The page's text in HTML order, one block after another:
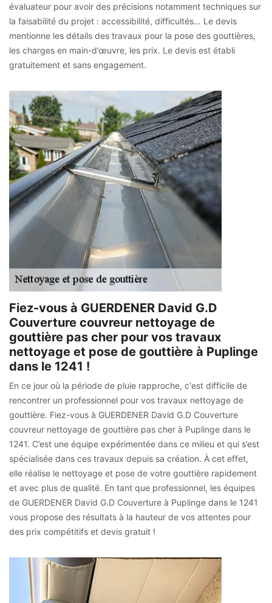
évaluateur pour avoir des précisions notamment techniques sur
la faisabilité du projet : accessibilité, difficultés… Le devis
mentionne les détails des travaux pour la pose des gouttières,
les charges en main-d’œuvre, les prix. Le devis est établi
gratuitement et sans engagement.
Fiez-vous à GUERDENER David G.D
Couverture couvreur nettoyage de
gouttière pas cher pour vos travaux
nettoyage et pose de gouttière à Puplinge
dans le 1241 !
En ce jour où la période de pluie rapproche, c'est difficile de
rencontrer un professionnel pour vos travaux nettoyage de
gouttière. Fiez-vous à GUERDENER David G.D Couverture
couvreur nettoyage de gouttière pas cher à Puplinge dans le
1241. C’est une équipe expérimentée dans ce milieu et qui s’est
spécialisée dans ces travaux depuis sa création. À cet effet,
elle réalise le nettoyage et pose de votre gouttière rapidement
et avec plus de qualité. En tant que professionnel, les équipes
de GUERDENER David G.D Couverture à Puplinge dans le 1241
vous propose des résultats à la hauteur de vos attentes pour
des prix compétitifs et devis gratuit !